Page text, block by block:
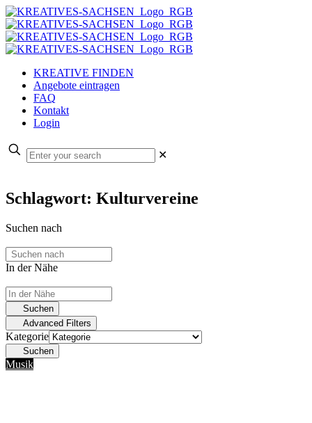
KREATIVE FINDEN
Angebote eintragen
FAQ
Kontakt
Login
✕
Schlagwort: Kulturvereine
Suchen nach
In der Nähe
Suchen
Advanced Filters
Kategorie
Suchen
Musik